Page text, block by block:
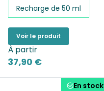
Recharge de 50 ml
Voir le produit
À partir
37,90 €
En stock